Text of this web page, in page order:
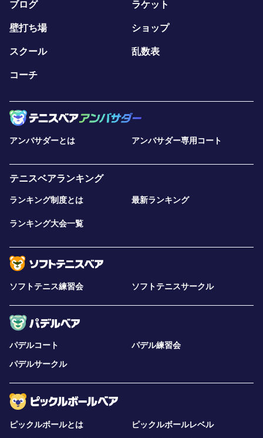
ブログ ラケット
壁打ち場 ショップ
スクール 乱数表
コーチ
アンバサダーとは アンバサダー専用コート
テニスベアランキング
ランキング制度とは 最新ランキング
ランキング大会一覧
ソフトテニス練習会 ソフトテニスサークル
パデルコート
パデル練習会
パデルサークル
ピックルボールとは
ピックルボールレベル